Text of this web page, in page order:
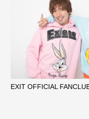
EXIT OFFICIAL